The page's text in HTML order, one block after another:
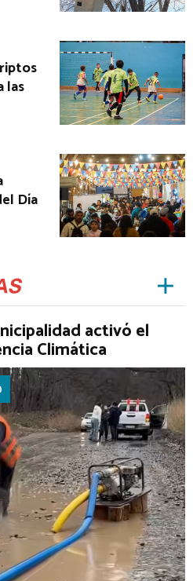
las
Día
activó el
Climática